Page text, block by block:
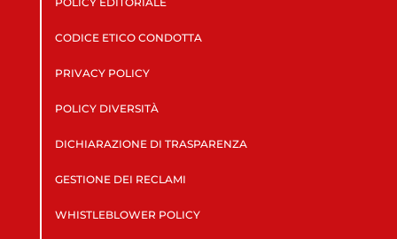
CODICE ETICO CONDOTTA
PRIVACY POLICY
POLICY DIVERSITÀ
DICHIARAZIONE DI TRASPARENZA
GESTIONE DEI RECLAMI
WHISTLEBLOWER POLICY